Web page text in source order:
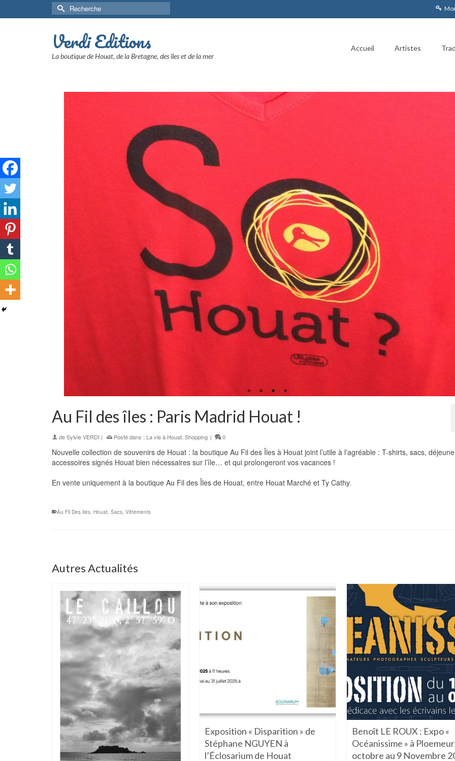
Rechercher :
Verdi Editions
La boutique de Houat, de la Bretagne, des îles et de la mer
Accueil Artistes
Au Fil des îles : Paris Madrid Houat !
deSylvie VERDI | Posté dans : La vie à Houat Shopping | 0
Nouvelle collection de souvenirs de Houat : la boutique Au Fil des Îles à Houat joint l’utile à l’agréable : T-shirts, sacs,
accessoires signés Houat bien nécessaires sur l’île… et qui prolongeront vos vacances !
En vente uniquement à la boutique Au Fil des Îles de Houat, entre Houat Marché et Ty Cathy.
Au Fil Des Iles Houat Sacs Vêtements
Autres Actualités
Exposition « Disparition » de
Stéphane NGUYEN à
l’Éclosarium de Houat
Benoît LE ROUX : Expo «
Océanissime » à
octobre au 9 Novembre